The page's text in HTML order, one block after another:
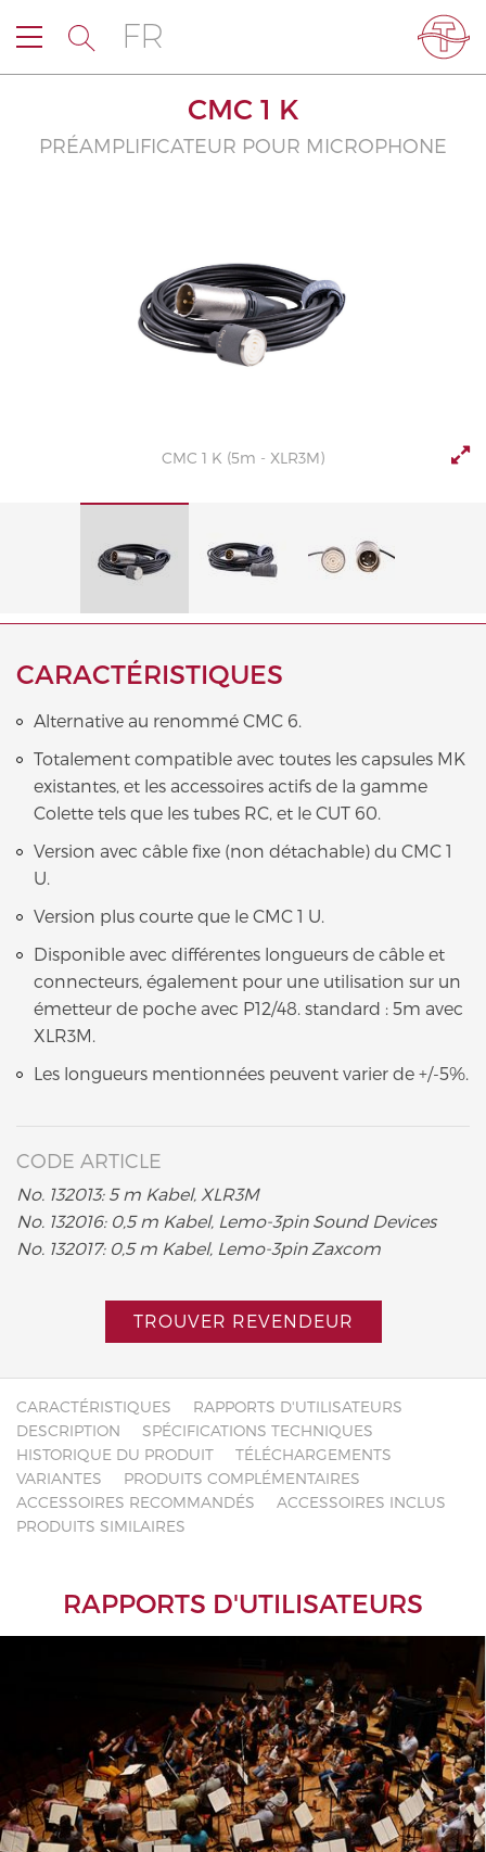
FR
CMC 1 K
PRÉAMPLIFICATEUR POUR MICROPHONE
CMC 1 K (5m - XLR3M)
CARACTÉRISTIQUES
Alternative au renommé CMC 6.
Totalement compatible avec toutes les capsules MK
existantes, et les accessoires actifs de la gamme
Colette tels que les tubes RC, et le CUT 60.
Version avec câble fixe (non détachable) du CMC 1
U.
Version plus courte que le CMC 1 U.
Disponible avec différentes longueurs de câble et
connecteurs, également pour une utilisation sur un
émetteur de poche avec P12/48. standard : 5m avec
XLR3M.
Les longueurs mentionnées peuvent varier de +/-5%.
CODE ARTICLE
No. 132013: 5 m Kabel, XLR3M
No. 132016: 0,5 m Kabel, Lemo-3pin Sound Devices
No. 132017: 0,5 m Kabel, Lemo-3pin Zaxcom
TROUVER REVENDEUR
CARACTÉRISTIQUES
RAPPORTS D'UTILISATEURS
DESCRIPTION
SPÉCIFICATIONS TECHNIQUES
HISTORIQUE DU PRODUIT
TÉLÉCHARGEMENTS
VARIANTES
PRODUITS COMPLÉMENTAIRES
ACCESSOIRES RECOMMANDÉS
ACCESSOIRES INCLUS
PRODUITS SIMILAIRES
RAPPORTS D'UTILISATEURS